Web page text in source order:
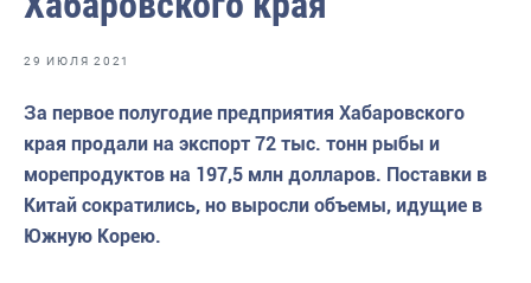
Отраслевые СМИ
Выставки и конференции
Научно-практическая литература
Рыбоохрана России
Отрасль в цифрах
Инфографика
29 ИЮЛЯ 2021
За первое полугодие предприятия Хабаровского
края продали на экспорт 72 тыс. тонн рыбы и
морепродуктов на 197,5 млн долларов. Поставки в
Китай сократились, но выросли объемы, идущие в
Южную Корею.